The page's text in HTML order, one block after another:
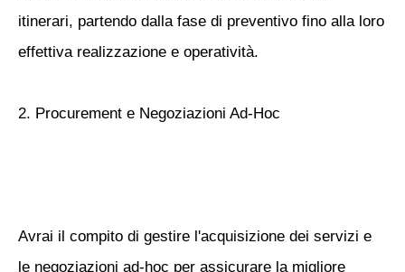
itinerari, partendo dalla fase di preventivo fino alla loro
effettiva realizzazione e operatività.
2. Procurement e Negoziazioni Ad-Hoc
Avrai il compito di gestire l'acquisizione dei servizi e
le negoziazioni ad-hoc per assicurare la migliore